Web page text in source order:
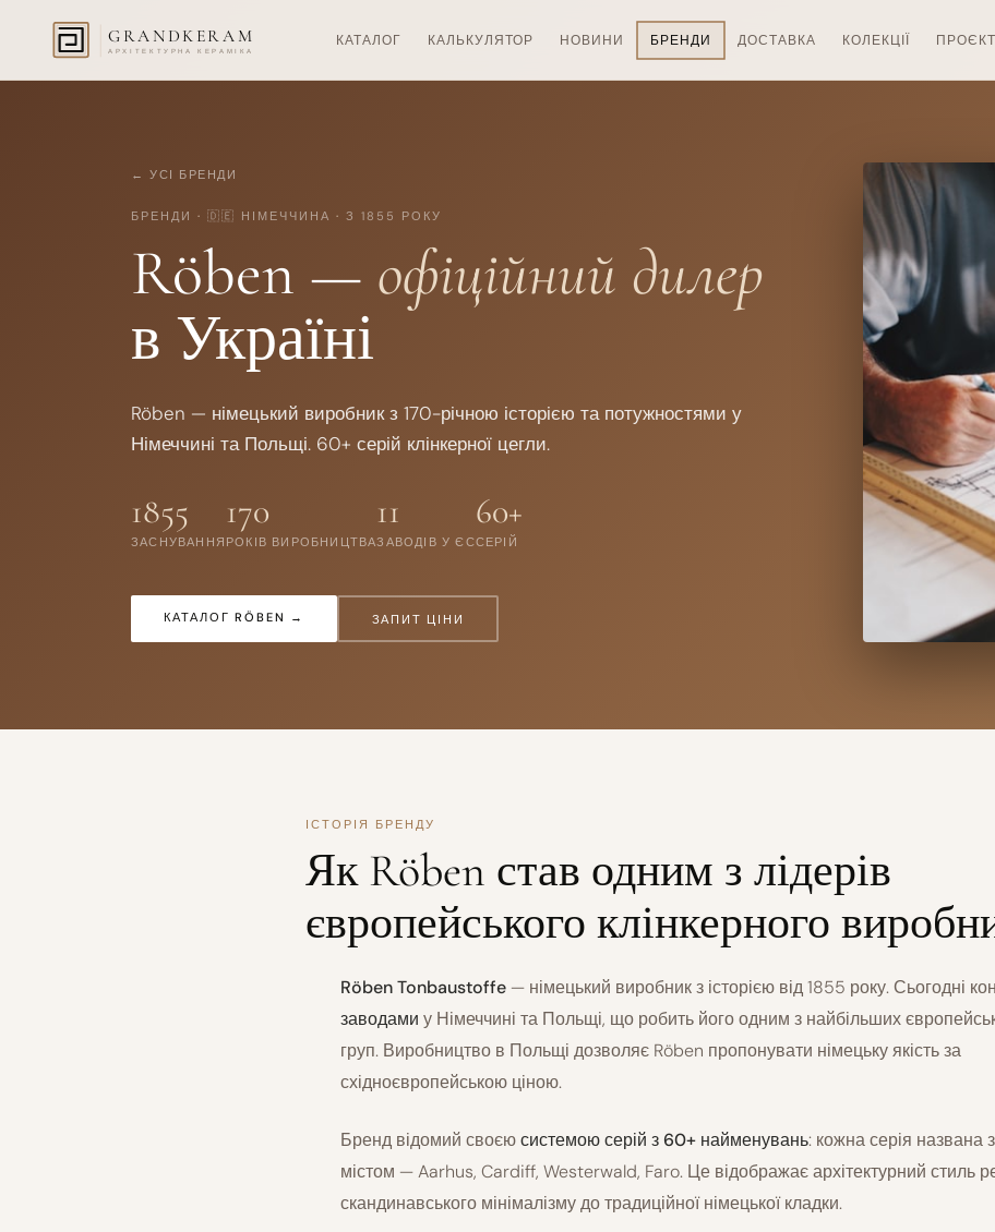
GRANDKERAM
АРХІТЕКТУРНА КЕРАМІКА
КАТАЛОГ КАЛЬКУЛЯТОР НОВИНИ БРЕНДИ ДОСТАВКА КОЛЕКЦІЇ
← УСІ БРЕНДИ
БРЕНДИ · 🇩🇪 НІМЕЧЧИНА · З 1855 РОКУ
Röben — офіційний дилер
в Україні
Röben — німецький виробник з 170-річною історією та потужностями у
Німеччині та Польщі. 60+ серій клінкерної цегли.
1855
ЗАСНУВАННЯ
170
РОКІВ ВИРОБНИЦТВА
11
ЗАВОДІВ У ЄС
60+
СЕРІЙ
КАТАЛОГ RÖBEN → ЗАПИТ ЦІНИ
ІСТОРІЯ БРЕНДУ
Як Röben став одним з лідерів
європейського клінкерного
Röben Tonbaustoffe— німецький виробник з історією від 1855 року. Сьогодні
заводами у Німеччині та Польщі, що робить його одним з найбільших
груп. Виробництво в Польщі дозволяє Röben пропонувати німецьку якість за
східноєвропейською ціною.
Бренд відомий своєюсистемою серій з 60+ найменувань: кожна серія названа
містом — Aarhus, Cardiff, Westerwald, Faro. Це відображає архітектурний стиль
скандинавського мінімалізму до традиційної німецької кладки.